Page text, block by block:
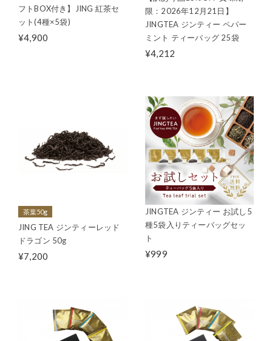
フトBOX付き】JING 紅茶セ
ット(4種×5袋)
¥4,900
限：2026年12月21日】
JINGTEA ジンティー ペパー
ミント ティーバッグ 25袋
¥4,212
茶葉50g
JING TEA ジンティーレッド
ドラゴン 50g
¥7,200
JINGTEA ジンティー お試し5
種5袋入りティーバッグセッ
ト
¥999